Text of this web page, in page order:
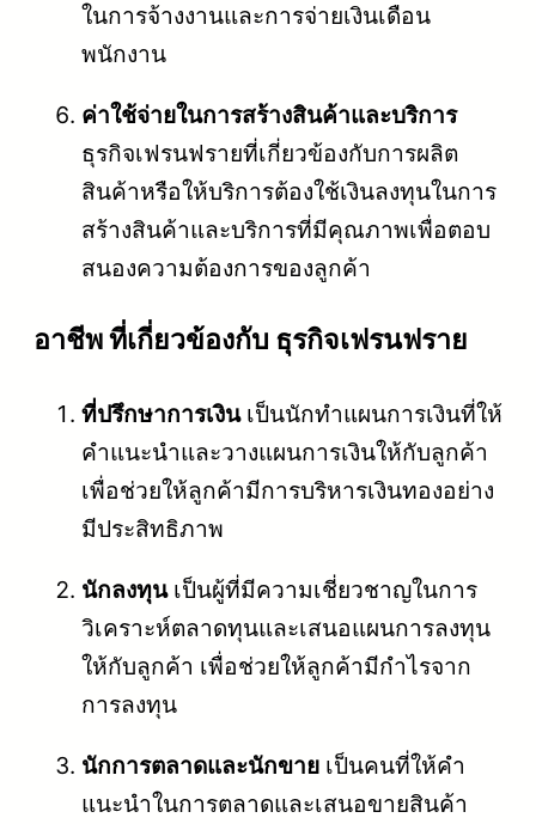
ในการจ้างงานและการจ่ายเงินเดือน
พนักงาน
ค่าใช้จ่ายในการสร้างสินค้าและบริการ
ธุรกิจเฟรนฟรายที่เกี่ยวข้องกับการผลิต
สินค้าหรือให้บริการต้องใช้เงินลงทุนในการ
สร้างสินค้าและบริการที่มีคุณภาพเพื่อตอบ
สนองความต้องการของลูกค้า
อาชีพ ที่เกี่ยวข้องกับ ธุรกิจเฟรนฟราย
ที่ปรึกษาการเงินเป็นนักทำแผนการเงินที่ให้
คำแนะนำและวางแผนการเงินให้กับลูกค้า
เพื่อช่วยให้ลูกค้ามีการบริหารเงินทองอย่าง
มีประสิทธิภาพ
นักลงทุนเป็นผู้ที่มีความเชี่ยวชาญในการ
วิเคราะห์ตลาดทุนและเสนอแผนการลงทุน
ให้กับลูกค้า เพื่อช่วยให้ลูกค้ามีกำไรจาก
การลงทุน
นักการตลาดและนักขาย เป็นคนที่ให้คำ
แนะนำในการตลาดและเสนอขายสินค้า